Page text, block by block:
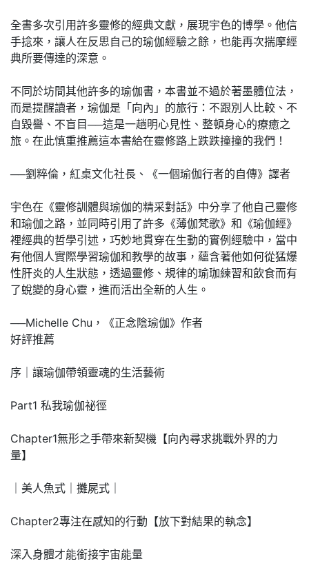
全書多次引用許多靈修的經典文獻，展現宇色的博學。他信
手捻來，讓人在反思自己的瑜伽經驗之餘，也能再次揣摩經
典所要傳達的深意。
不同於坊間其他許多的瑜伽書，本書並不過於著墨體位法，
而是提醒讀者，瑜伽是「向內」的旅行：不跟別人比較、不
自毀譽、不盲目──這是一趟明心見性、整頓身心的療癒之
旅。在此慎重推薦這本書給在靈修路上跌跌撞撞的我們！
──劉粹倫，紅桌文化社長、《一個瑜伽行者的自傳》譯者
宇色在《靈修訓體與瑜伽的精采對話》中分享了他自己靈修
和瑜伽之路，並同時引用了許多《薄伽梵歌》和《瑜伽經》
裡經典的哲學引述，巧妙地貫穿在生動的實例經驗中，當中
有他個人實際學習瑜伽和教學的故事，蘊含著他如何從猛爆
性肝炎的人生狀態，透過靈修、規律的瑜珈練習和飲食而有
了蛻變的身心靈，進而活出全新的人生。
──Michelle Chu，《正念陰瑜伽》作者
好評推薦
序｜讓瑜伽帶領靈魂的生活藝術
Part1 私我瑜伽祕徑
Chapter1無形之手帶來新契機【向內尋求挑戰外界的力
量】
｜美人魚式｜攤屍式｜
Chapter2專注在感知的行動【放下對結果的執念】
深入身體才能銜接宇宙能量